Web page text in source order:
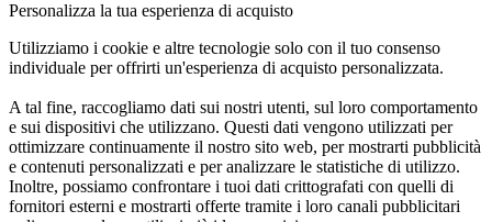
Personalizza la tua esperienza di acquisto
Utilizziamo i cookie e altre tecnologie solo con il tuo consenso
individuale per offrirti un'esperienza di acquisto personalizzata.
A tal fine, raccogliamo dati sui nostri utenti, sul loro comportamento
e sui dispositivi che utilizzano. Questi dati vengono utilizzati per
ottimizzare continuamente il nostro sito web, per mostrarti pubblicità
e contenuti personalizzati e per analizzare le statistiche di utilizzo.
Inoltre, possiamo confrontare i tuoi dati crittografati con quelli di
fornitori esterni e mostrarti offerte tramite i loro canali pubblicitari